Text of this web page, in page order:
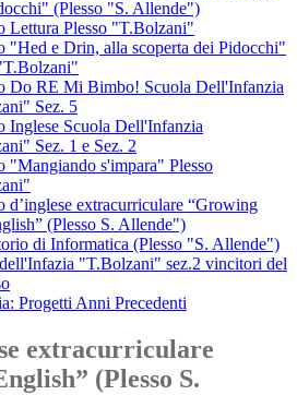
(Plesso "S. Allende")
Lettura Plesso "T.Bolzani"
"Hed e Drin, alla scoperta dei Pidocchi"
Do RE Mi Bimbo! Scuola Dell'Infanzia
Sez. 5
Inglese Scuola Dell'Infanzia
Sez. 1 e Sez. 2
"Mangiando s'impara" Plesso
d’inglese extracurriculare “Growing
(Plesso S. Allende")
di Informatica (Plesso "S. Allende")
"T.Bolzani" sez.2 vincitori del
Progetti Anni Precedenti
extracurriculare
(Plesso S.